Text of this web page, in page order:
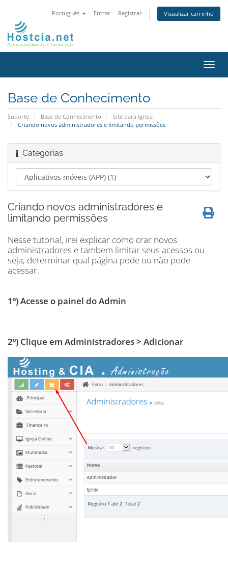
Português Entrar Registrar Visualizar carrinho
Base de Conhecimento
Suporte Base de Conhecimento
Site para Igreja
Criando novos administradores e limitando permissões
Categorias
Criando novos administradores e
limitando permissões
Nesse tutorial, irei explicar como crar novos
administradores e tambem limitar seus acessos ou
seja, determinar qual página pode ou não pode
acessar.
1º) Acesse o painel do Admin
2º) Clique em Administradores > Adicionar